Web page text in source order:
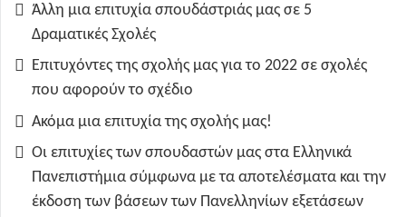
Άλλη μια επιτυχία σπουδάστριάς μας σε 5
Δραματικές Σχολές
Επιτυχόντες της σχολής μας για το 2022 σε σχολές
που αφορούν το σχέδιο
Ακόμα μια επιτυχία της σχολής μας!
Οι επιτυχίες των σπουδαστών μας στα Ελληνικά
Πανεπιστήμια σύμφωνα με τα αποτελέσματα και την
έκδοση των βάσεων των Πανελληνίων εξετάσεων